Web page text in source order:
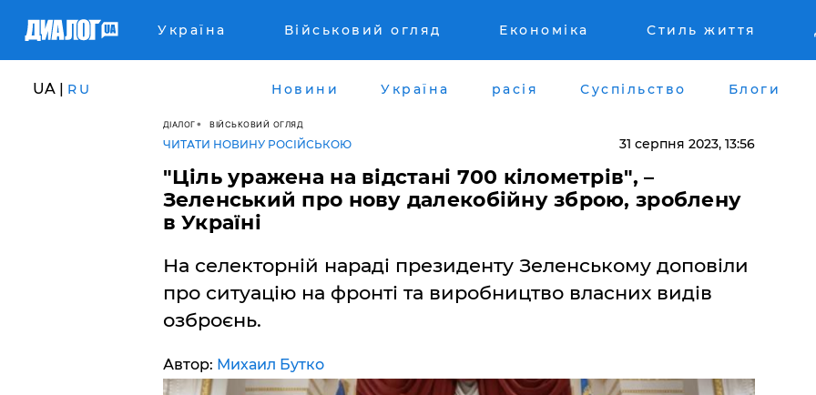
Україна Військовий огляд Економіка Стиль життя
UA | RU Новини Україна расія Суспільство Блоги
ДІАЛОГ ВІЙСЬКОВИЙ ОГЛЯД
ЧИТАТИ НОВИНУ РОСІЙСЬКОЮ 31 серпня 2023, 13:56
"Ціль уражена на відстані 700 кілометрів", –
Зеленський про нову далекобійну зброю, зроблену
в Україні
На селекторній нараді президенту Зеленському доповіли
про ситуацію на фронті та виробництво власних видів
озброєнь.
Автор: Михаил Бутко